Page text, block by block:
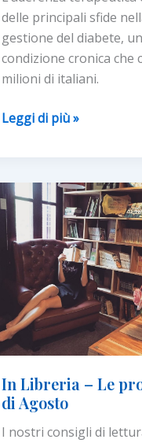
delle principali sfide
gestione del diabete,
condizione cronica che
milioni di italiani.
Diabete
health:
in
arrivo
una
soluzione
tecnologica
che
rende
smart
gestione
della
patologia
Leggi di più »
In Libreria – Le
di Agosto
I nostri consigli di